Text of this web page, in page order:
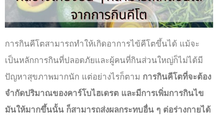
การกินคีโตสามารถทำให้เกิดอาการไข้คีโตขึ้นได้ แม้จะ
เป็นหลักการกินที่ปลอดภัยและผู้คนที่กินส่วนใหญ่ก็ไม่ได้มี
ปัญหาสุขภาพมากนัก แต่อย่างไรก็ตาม การกินคีโตที่จะต้อง
จำกัดปริมาณของคาร์โบไฮเดรต และมีการเพิ่มการกินไข
มันให้มากขึ้นนั้น ก็สามารถส่งผลกระทบอื่น ๆ ต่อร่างกายได้